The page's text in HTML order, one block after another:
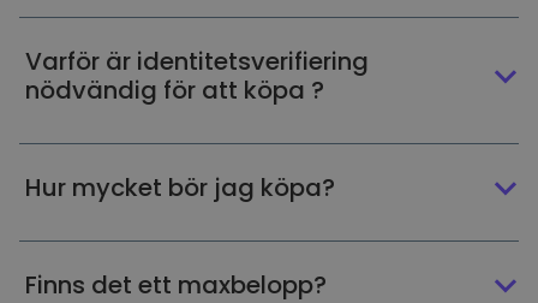
Varför är identitetsverifiering
nödvändig för att köpa ?
Hur mycket bör jag köpa?
Finns det ett maxbelopp?